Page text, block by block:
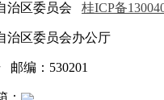
治区委员会 桂ICP备
治区委员会办公厅
邮编：530201
：